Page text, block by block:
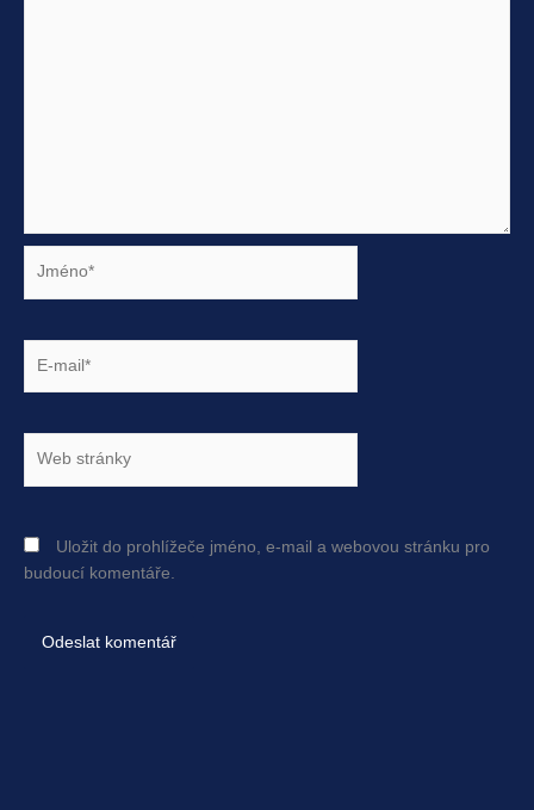
mail*
Uložit do prohlížeče jméno, e-mail a webovou stránku pro
budoucí komentáře.